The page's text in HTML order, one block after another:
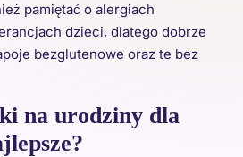
pamiętać o alergiach
dzieci, dlatego dobrze
bezglutenowe oraz te bez
na urodziny dla